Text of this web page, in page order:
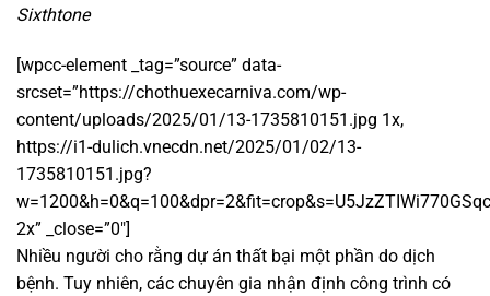
Sixthtone
[wpcc-element _tag=”source” data-
srcset=”https://chothuexecarniva.com/wp-
content/uploads/2025/01/13-1735810151.jpg 1x,
https://i1-dulich.vnecdn.net/2025/01/02/13-
1735810151.jpg?
2x” _close=”0″]
Nhiều người cho rằng dự án thất bại một phần do dịch
bệnh. Tuy nhiên, các chuyên gia nhận định công trình có